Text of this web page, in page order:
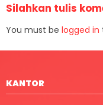
Silahkan tulis
You must be logged in
KANTOR